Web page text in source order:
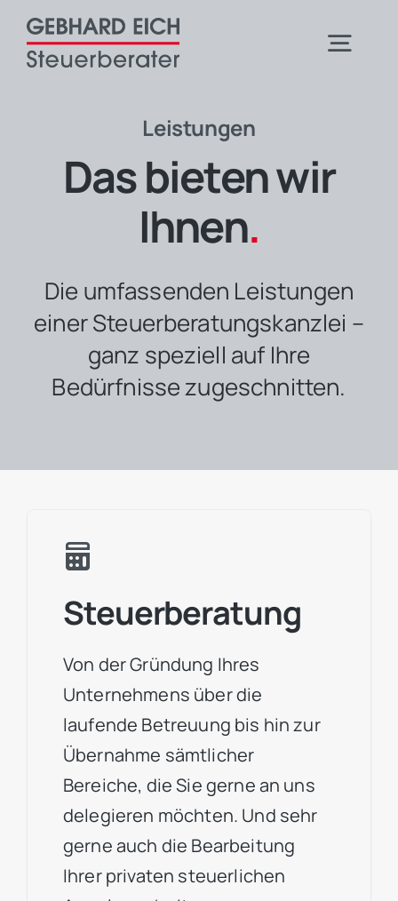
Skip
content
Home
Über uns
Jobs
Kontakt
Leistungen
Das bieten wir
Ihnen.
Die umfassenden Leistungen
einer Steuerberatungskanzlei –
ganz speziell auf Ihre
Bedürfnisse zugeschnitten.
Steuerberatung
Von der Gründung Ihres
Unternehmens über die
laufende Betreuung bis hin zur
Übernahme sämtlicher
Bereiche, die Sie gerne an uns
delegieren möchten. Und sehr
gerne auch die Bearbeitung
Ihrer privaten steuerlichen